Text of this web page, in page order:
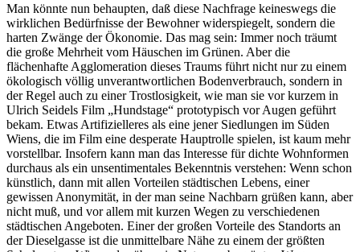
Man könnte nun behaupten, daß diese Nachfrage keineswegs die
wirklichen Bedürfnisse der Bewohner widerspiegelt, sondern die
harten Zwänge der Ökonomie. Das mag sein: Immer noch träumt
die große Mehrheit vom Häuschen im Grünen. Aber die
flächenhafte Agglomeration dieses Traums führt nicht nur zu einem
ökologisch völlig unverantwortlichen Bodenverbrauch, sondern in
der Regel auch zu einer Trostlosigkeit, wie man sie vor kurzem in
Ulrich Seidels Film „Hundstage“ prototypisch vor Augen geführt
bekam. Etwas Artifizielleres als eine jener Siedlungen im Süden
Wiens, die im Film eine desperate Hauptrolle spielen, ist kaum mehr
vorstellbar. Insofern kann man das Interesse für dichte Wohnformen
durchaus als ein unsentimentales Bekenntnis verstehen: Wenn schon
künstlich, dann mit allen Vorteilen städtischen Lebens, einer
gewissen Anonymität, in der man seine Nachbarn grüßen kann, aber
nicht muß, und vor allem mit kurzen Wegen zu verschiedenen
städtischen Angeboten. Einer der großen Vorteile des Standorts an
der Dieselgasse ist die unmittelbare Nähe zu einem der größten